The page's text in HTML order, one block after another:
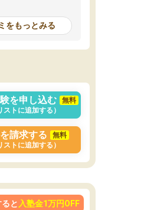
ょっと教わるぐらいじゃ全然時間
みたいな方にピッタリです。
をもっとみる
を申し込む
無料
ストに追加する）
請求する
無料
ストに追加する）
と 入塾金1万円OFF